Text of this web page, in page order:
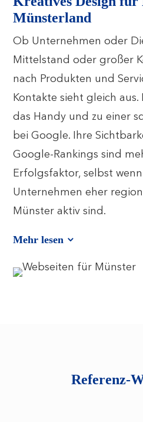
Münsterland
Ob Unternehmen oder
Mittelstand oder großer
nach Produkten und
Kontakte sieht gleich aus.
das Handy und zu einer
bei Google. Ihre
Google-Rankings sind
Erfolgsfaktor, selbst wenn
Unternehmen eher
Münster aktiv sind.
Mehr lesen
Referenz-